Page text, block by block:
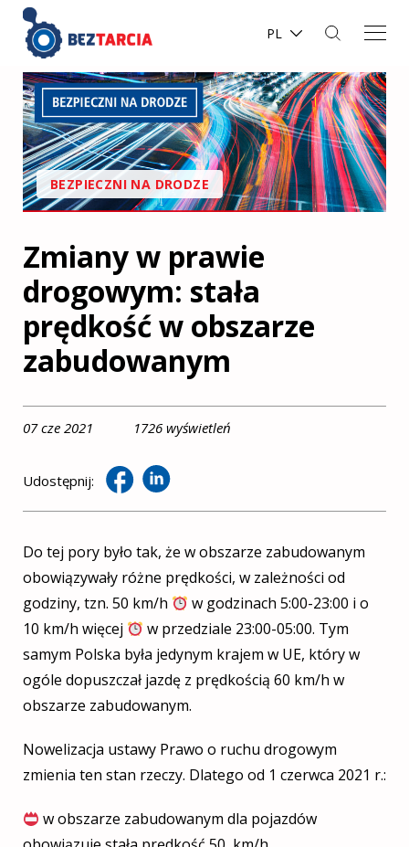
PL
BEZPIECZNI NA DRODZE
Zmiany w prawie
drogowym: stała
prędkość w obszarze
zabudowanym
07 cze 2021 1726 wyświetleń
Udostępnij:
Do tej pory było tak, że w obszarze zabudowanym
obowiązywały różne prędkości, w zależności od
godziny, tzn. 50 km/h
w godzinach 5:00-23:00 i o
10 km/h więcej
w przedziale 23:00-05:00. Tym
samym Polska była jedynym krajem w UE, który w
ogóle dopuszczał jazdę z prędkością 60 km/h w
obszarze zabudowanym.
Nowelizacja ustawy Prawo o ruchu drogowym
zmienia ten stan rzeczy. Dlatego od 1 czerwca 2021 r.:
w obszarze zabudowanym dla pojazdów